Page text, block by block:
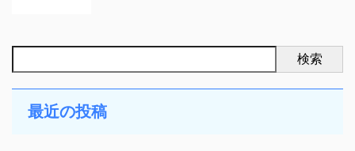
検索
最近の投稿